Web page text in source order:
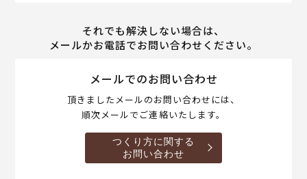
それでも解決しない場合は、
メールかお電話でお問い合わせください。
メールでのお問い合わせ
頂きましたメールのお問い合わせには、
順次メールでご連絡いたします。
つくり方に関する
お問い合わせ